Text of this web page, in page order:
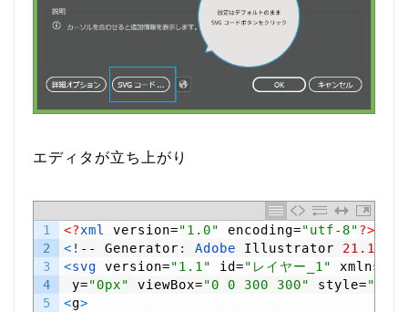
エディタが立ち上がり
1
2
3
4
5
<?xml version="1.0" encoding="utf-8"?>
< ! -- Generator : Adobe Illustrator 21.1.0
<svg version="1.1" id="レイヤー_1" xmlns
y="0px" viewBox="0 0 300 300" style=
<g>